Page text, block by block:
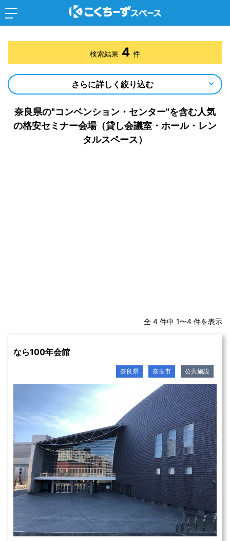
奈良県の"コンベンション・センター"を含む人気
の格安セミナー会場（貸し会議室・ホール・レン
タルスペース）
全 4 件中 1〜4 件を表示
なら100年会館
奈良県 奈良市 公共施設
検索結果 4 件
さらに詳しく絞り込む